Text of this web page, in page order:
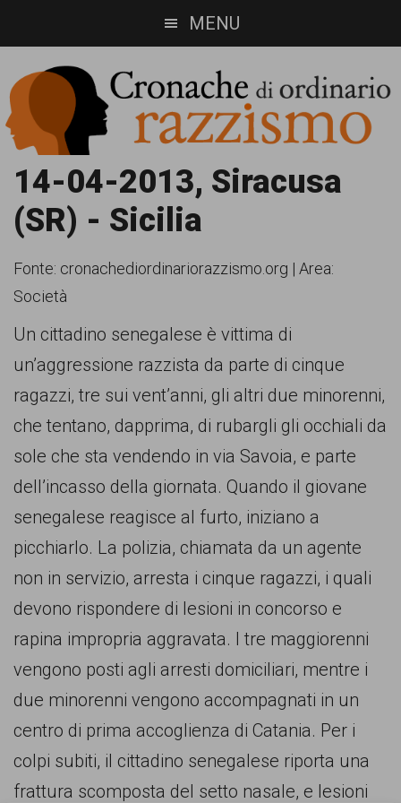
to
main
content
to
footer
MENU
Cronache
di
ordinario
razzismo
Cronachediordinariorazzismo.org
un
sito
informazione,
approfondimento
comunicazione
specificamente
dedicato
fenomeno
razzismo
curato
Lunaria
collaborazione
con
14-04-2013, Siracusa
(SR) - Sicilia
Fonte: cronachediordinariorazzismo.org | Area:
Società
Un cittadino senegalese è vittima di
un’aggressione razzista da parte di cinque
ragazzi, tre sui vent’anni, gli altri due minorenni,
che tentano, dapprima, di rubargli gli occhiali da
sole che sta vendendo in via Savoia, e parte
dell’incasso della giornata. Quando il giovane
senegalese reagisce al furto, iniziano a
picchiarlo. La polizia, chiamata da un agente
non in servizio, arresta i cinque ragazzi, i quali
devono rispondere di lesioni in concorso e
rapina impropria aggravata. I tre maggiorenni
vengono posti agli arresti domiciliari, mentre i
due minorenni vengono accompagnati in un
centro di prima accoglienza di Catania. Per i
colpi subiti, il cittadino senegalese riporta una
frattura scomposta del setto nasale, e lesioni